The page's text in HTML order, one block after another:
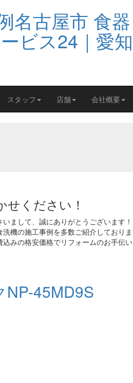
スタッフ 店舗 会社概要
ください！
まして、誠にありがとうございます
機の施工事例を多数ご紹介しており
みの格安価格でリフォームのお手伝
NP-45MD9S